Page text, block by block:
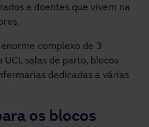
a doentes que vivem na
complexo de 3
salas de parto, blocos
dedicadas a várias
os blocos